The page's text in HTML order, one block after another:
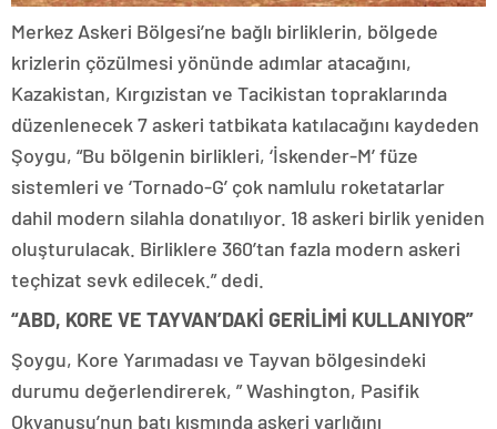
Merkez Askeri Bölgesi’ne bağlı birliklerin, bölgede
krizlerin çözülmesi yönünde adımlar atacağını,
Kazakistan, Kırgızistan ve Tacikistan topraklarında
düzenlenecek 7 askeri tatbikata katılacağını kaydeden
Şoygu, “Bu bölgenin birlikleri, ‘İskender-M’ füze
sistemleri ve ‘Tornado-G’ çok namlulu roketatarlar
dahil modern silahla donatılıyor. 18 askeri birlik yeniden
oluşturulacak. Birliklere 360’tan fazla modern askeri
teçhizat sevk edilecek.” dedi.
“ABD, KORE VE TAYVAN’DAKİ GERİLİMİ KULLANIYOR”
Şoygu, Kore Yarımadası ve Tayvan bölgesindeki
durumu değerlendirerek, ” Washington, Pasifik
Okyanusu’nun batı kısmında askeri varlığını